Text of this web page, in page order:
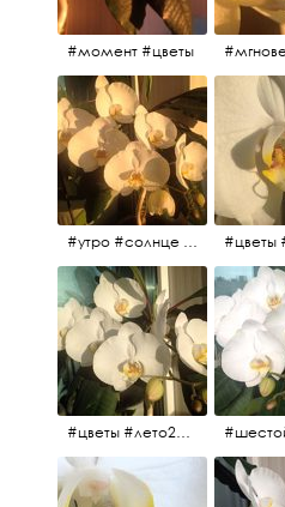
#момент #цветы
#утро #солнце #белыеночи2017 #санктпетербург #цветы #седьмойпошёл
#цветы #лето2017 #седьмойнаподходе #шестой #всегодевять